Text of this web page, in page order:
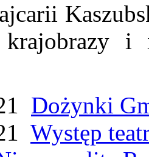
krajobrazy
Dożynki
Występ